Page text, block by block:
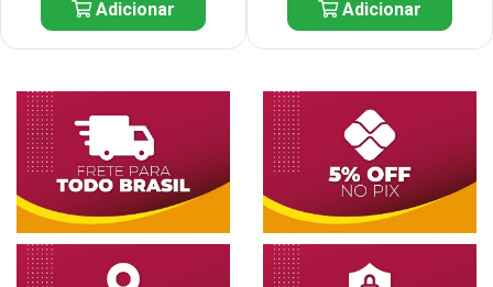
Adicionar Adicionar